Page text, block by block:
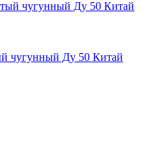
чугунный Ду 50 Китай